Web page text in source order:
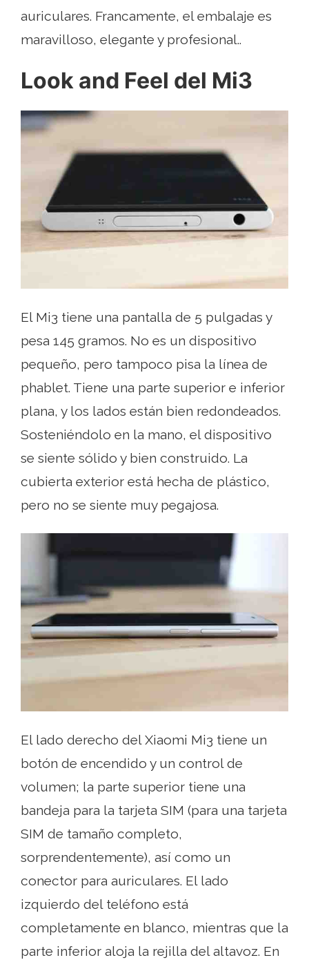
auriculares. Francamente, el embalaje es
maravilloso, elegante y profesional..
Look and Feel del Mi3
El Mi3 tiene una pantalla de 5 pulgadas y
pesa 145 gramos. No es un dispositivo
pequeño, pero tampoco pisa la línea de
phablet. Tiene una parte superior e inferior
plana, y los lados están bien redondeados.
Sosteniéndolo en la mano, el dispositivo
se siente sólido y bien construido. La
cubierta exterior está hecha de plástico,
pero no se siente muy pegajosa.
El lado derecho del Xiaomi Mi3 tiene un
botón de encendido y un control de
volumen; la parte superior tiene una
bandeja para la tarjeta SIM (para una tarjeta
SIM de tamaño completo,
sorprendentemente), así como un
conector para auriculares. El lado
izquierdo del teléfono está
completamente en blanco, mientras que la
parte inferior aloja la rejilla del altavoz. En